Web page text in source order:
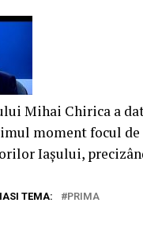
Mihai Chirica a
moment focul
Iașului,
TEMA: PRIMA